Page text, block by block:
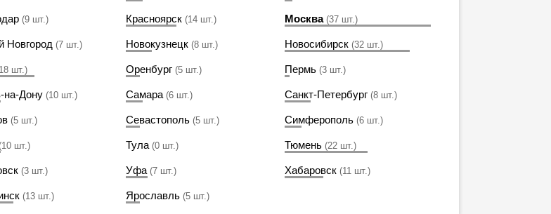
(9 шт.) Красноярск (14 шт.) Москва (37 шт.)
Новгород (7 шт.) Новокузнецк (8 шт.) Новосибирск (32 шт.)
шт.) Оренбург (5 шт.) Пермь (3 шт.)
на-Дону (10 шт.) Самара (6 шт.) Санкт-Петербург (8 шт.)
(5 шт.) Севастополь (5 шт.) Симферополь (6 шт.)
шт.) Тула (0 шт.) Тюмень (22 шт.)
(3 шт.) Уфа (7 шт.) Хабаровск (11 шт.)
(13 шт.) Ярославль (5 шт.)